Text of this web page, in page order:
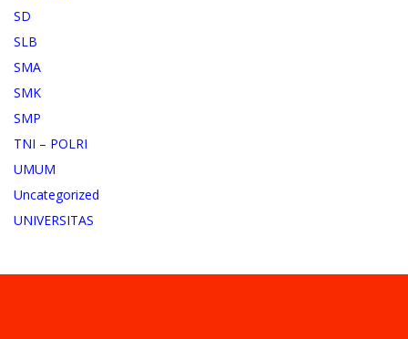
SD
SLB
SMA
SMK
SMP
TNI – POLRI
UMUM
Uncategorized
UNIVERSITAS